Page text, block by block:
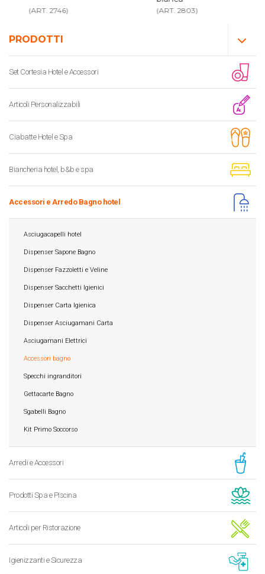
PRODOTTI
Set Cortesia Hotel e Accessori
Articoli Personalizzabili
Ciabatte Hotel e Spa
Biancheria hotel, b&b e spa
Accessori e Arredo Bagno hotel
Asciugacapelli hotel
Dispenser Sapone Bagno
Dispenser Fazzoletti e Veline
Dispenser Sacchetti Igienici
Dispenser Carta Igienica
Dispenser Asciugamani Carta
Asciugamani Elettrici
Accessori bagno
Specchi ingranditori
Gettacarte Bagno
Sgabelli Bagno
Kit Primo Soccorso
Arredi e Accessori
Prodotti Spa e Piscina
Articoli per Ristorazione
Igienizzanti e Sicurezza
(ART. 2746) (ART. 2803)